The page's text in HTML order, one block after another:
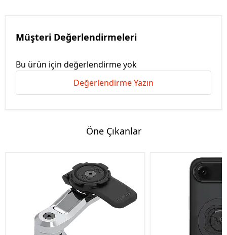
Müşteri Değerlendirmeleri
Bu ürün için değerlendirme yok
Değerlendirme Yazın
Öne Çıkanlar